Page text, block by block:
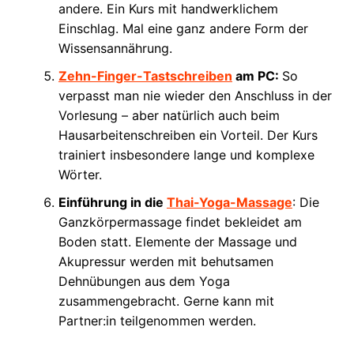
andere. Ein Kurs mit handwerklichem
Einschlag. Mal eine ganz andere Form der
Wissensannährung.
Zehn-Finger-Tastschreiben am PC: So
verpasst man nie wieder den Anschluss in der
Vorlesung – aber natürlich auch beim
Hausarbeitenschreiben ein Vorteil. Der Kurs
trainiert insbesondere lange und komplexe
Wörter.
Einführung in die Thai-Yoga-Massage: Die
Ganzkörpermassage findet bekleidet am
Boden statt. Elemente der Massage und
Akupressur werden mit behutsamen
Dehnübungen aus dem Yoga
zusammengebracht. Gerne kann mit
Partner:in teilgenommen werden.